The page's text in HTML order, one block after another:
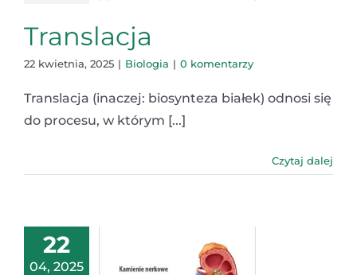
Translacja
22 kwietnia, 2025 | Biologia | 0 komentarzy
Translacja (inaczej: biosynteza białek) odnosi się
do procesu, w którym [...]
Czytaj dalej
22
04, 2025